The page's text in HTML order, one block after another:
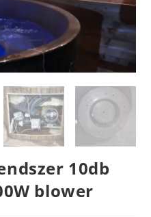
10db
blower